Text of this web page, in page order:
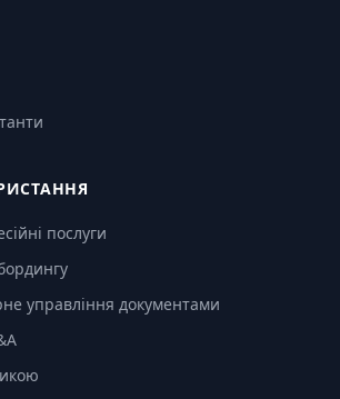
послуги
управління документами